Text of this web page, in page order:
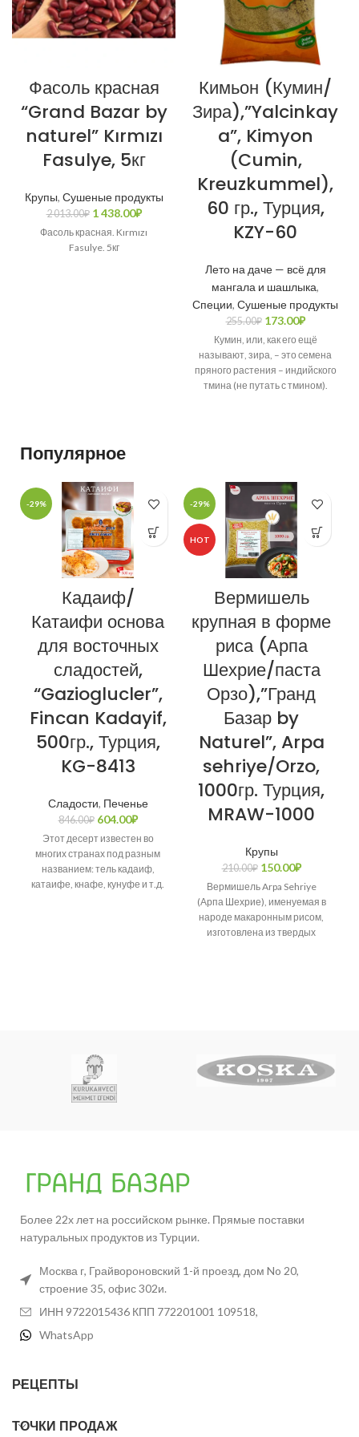
Фасоль красная
“Grand Bazar by
naturel” Kırmızı
Fasulye, 5кг
Крупы, Сушеные продукты
2 013.00₽ 1 438.00₽
Фасоль красная. Kırmızı
Fasulye. 5кг
Кимьон (Кумин/
Зира),”Yalcinkay
a”, Kimyon
(Cumin,
Kreuzkummel),
60 гр., Турция,
KZY-60
Лето на даче — всё для
мангала и шашлыка,
Специи, Сушеные продукты
255.00₽ 173.00₽
Кумин, или, как его ещё
называют, зира, – это семена
пряного растения – индийского
тмина (не путать с тмином).
Популярное
-29%
Кадаиф/
Катаифи основа
для восточных
сладостей,
“Gazioglucler”,
Fincan Kadayif,
500гр., Турция,
KG-8413
Сладости, Печенье
846.00₽ 604.00₽
Этот десерт известен во
многих странах под разным
названием: тель кадаиф,
катаифе, кнафе, кунуфе и т.д.
-29%
HOT
Вермишель
крупная в форме
риса (Арпа
Шехрие/паста
Орзо),”Гранд
Базар by
Naturel”, Arpa
sehriye/Orzo,
1000гр. Турция,
MRAW-1000
Крупы
210.00₽ 150.00₽
Вермишель Arpa Sehriye
(Арпа Шехрие), именуемая в
народе макаронным рисом,
изготовлена из твердых
Более 22х лет на российском рынке. Прямые поставки
натуральных продуктов из Турции.
Москва г, Грайвороновский 1-й проезд, дом No 20,
строение 35, офис 302и.
ИНН 9722015436 КПП 772201001 109518,
WhatsApp
РЕЦЕПТЫ
ТОЧКИ ПРОДАЖ